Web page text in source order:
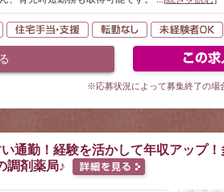
年間休日120日以上 住宅手当・支援 転勤なし
※応募状況によって募集終了の場
通勤！経験を活かして年収アップ
調剤薬局♪